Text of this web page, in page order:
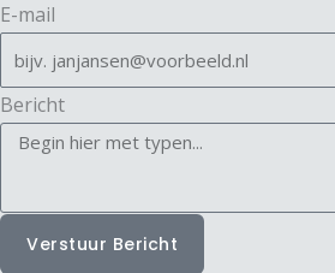
E-mail
Bericht
Verstuur Bericht